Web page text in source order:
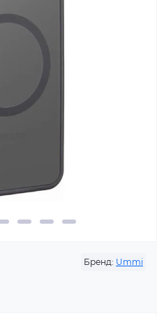
Бренд: Ummi